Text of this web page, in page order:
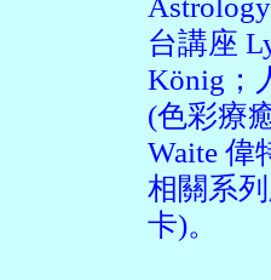
台講座
König；
(色彩療
Waite 偉
相關系
卡)。